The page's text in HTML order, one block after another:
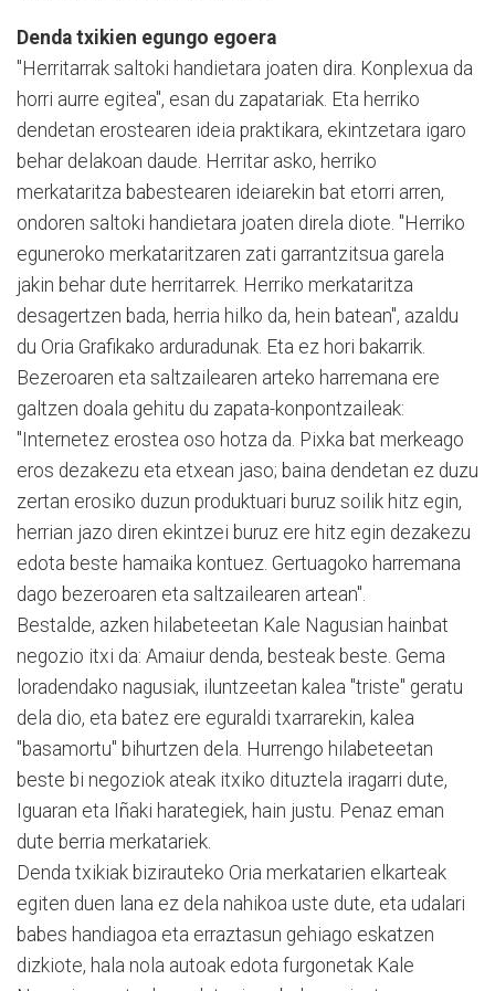
Denda txikien egungo egoera
"Herritarrak saltoki handietara joaten dira. Konplexua da
horri aurre egitea", esan du zapatariak. Eta herriko
dendetan erostearen ideia praktikara, ekintzetara igaro
behar delakoan daude. Herritar asko, herriko
merkataritza babestearen ideiarekin bat etorri arren,
ondoren saltoki handietara joaten direla diote. "Herriko
eguneroko merkataritzaren zati garrantzitsua garela
jakin behar dute herritarrek. Herriko merkataritza
desagertzen bada, herria hilko da, hein batean", azaldu
du Oria Grafikako arduradunak. Eta ez hori bakarrik.
Bezeroaren eta saltzailearen arteko harremana ere
galtzen doala gehitu du zapata-konpontzaileak:
"Internetez erostea oso hotza da. Pixka bat merkeago
eros dezakezu eta etxean jaso; baina dendetan ez duzu
zertan erosiko duzun produktuari buruz soilik hitz egin,
herrian jazo diren ekintzei buruz ere hitz egin dezakezu
edota beste hamaika kontuez. Gertuagoko harremana
dago bezeroaren eta saltzailearen artean".
Bestalde, azken hilabeteetan Kale Nagusian hainbat
negozio itxi da: Amaiur denda, besteak beste. Gema
loradendako nagusiak, iluntzeetan kalea "triste" geratu
dela dio, eta batez ere eguraldi txarrarekin, kalea
"basamortu" bihurtzen dela. Hurrengo hilabeteetan
beste bi negoziok ateak itxiko dituztela iragarri dute,
Iguaran eta Iñaki harategiek, hain justu. Penaz eman
dute berria merkatariek.
Denda txikiak bizirauteko Oria merkatarien elkarteak
egiten duen lana ez dela nahikoa uste dute, eta udalari
babes handiagoa eta erraztasun gehiago eskatzen
dizkiote, hala nola autoak edota furgonetak Kale